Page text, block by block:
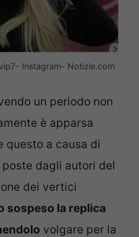
Instagram- Notizie.com
un periodo non
è apparsa
questo a causa di
dagli autori del
dei vertici
sospeso la replica
volgare per la